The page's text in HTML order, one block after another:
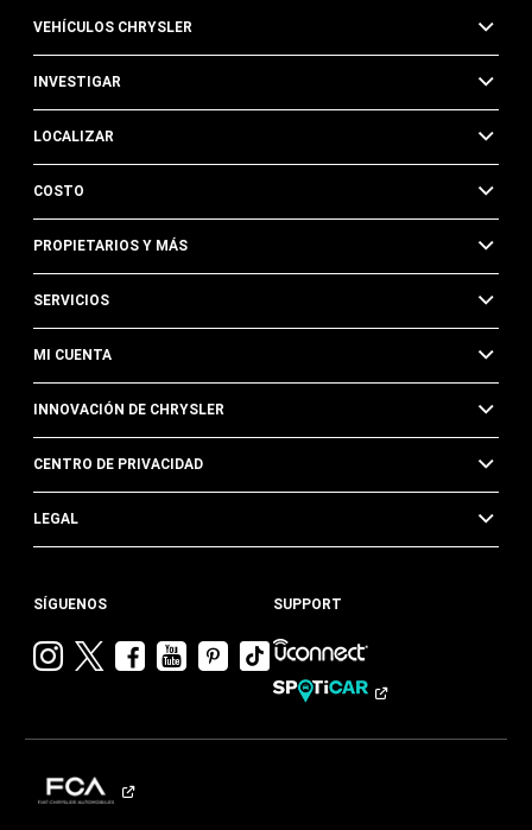
VEHÍCULOS CHRYSLER
INVESTIGAR
LOCALIZAR
COSTO
PROPIETARIOS Y MÁS
SERVICIOS
MI CUENTA
INNOVACIÓN DE CHRYSLER
CENTRO DE PRIVACIDAD
LEGAL
SÍGUENOS
VisitarVisitarVisitar
Chrysler en
Visitar
Chrysler en
Visitar
Chrysler en
Pinterest
Visita
Chrysler
Tik
SUPPORT